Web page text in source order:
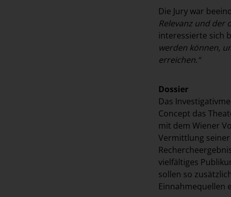
Die Jury war
Relevanz und der
interessierte sich
werden können,
erreichen.“
Dossier
Das
Concept das
mit dem Wiener
Vermittlung
vielfältiges
sollen so
Einnahmequellen